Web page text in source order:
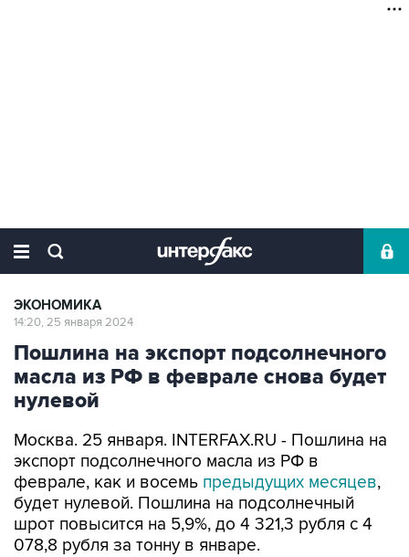
ЭКОНОМИКА
14:20, 25 января 2024
Пошлина на экспорт подсолнечного
масла из РФ в феврале снова будет
нулевой
Москва. 25 января. INTERFAX.RU - Пошлина на
экспорт подсолнечного масла из РФ в
феврале, как и восемь предыдущих месяцев,
будет нулевой. Пошлина на подсолнечный
шрот повысится на 5,9%, до 4 321,3 рубля с 4
078,8 рубля за тонну в январе.